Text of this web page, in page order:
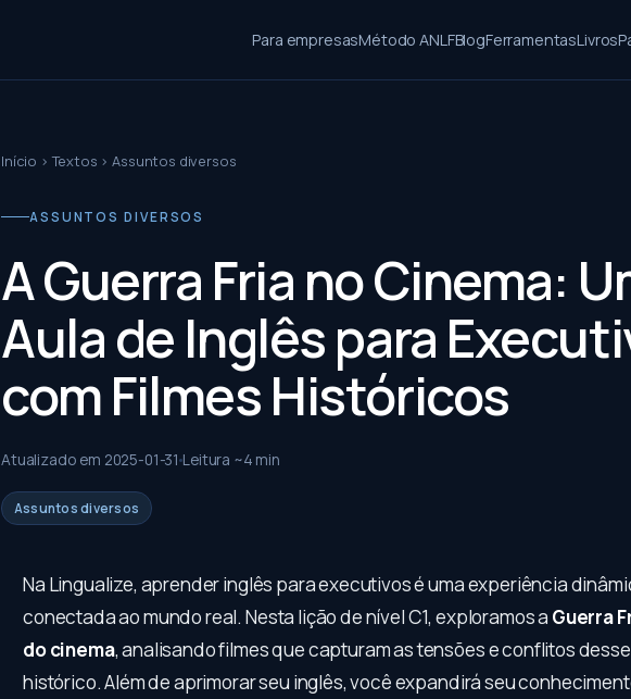
Para empresasMétodo ANLFBlogFerramentasLivros
Início ›Textos ›Assuntos diversos
ASSUNTOS DIVERSOS
A Guerra Fria no Cinema:
Aula de Inglês para
com Filmes Históricos
Atualizado em 2025-01-31 Leitura ~4 min
Assuntos diversos
Na Lingualize, aprender inglês para executivos é uma experiência
conectada ao mundo real. Nesta lição de nível C1, exploramos a Guerra
do cinema, analisando filmes que capturam as tensões e conflitos
histórico. Além de aprimorar seu inglês, você expandirá seu